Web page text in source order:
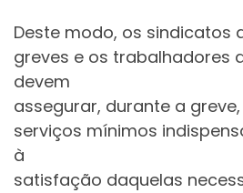
Deste modo, os sindicatos
greves e os trabalhadores
devem
assegurar, durante a
serviços mínimos
à
satisfação daquelas